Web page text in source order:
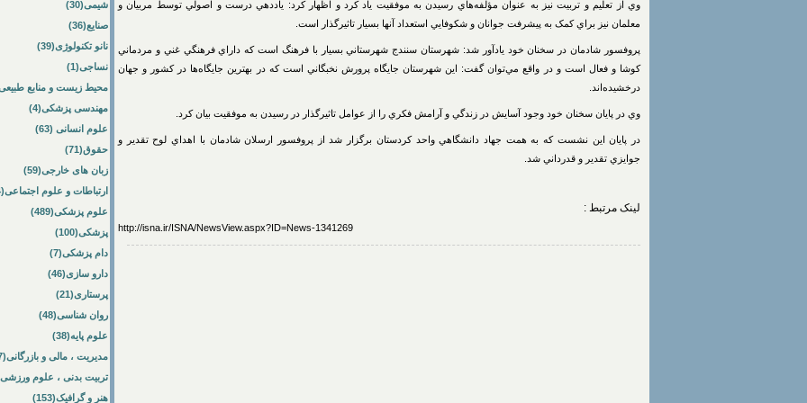
وي از تعليم و تربيت نيز به عنوان مؤلفه‌هاي رسيدن به موفقيت ياد کرد و اظهار كرد: ياددهي درست و اصولي توسط مربيان و
معلمان نيز براي کمک به پيشرفت جوانان و شکوفايي استعداد آنها بسيار تاثيرگذار است.
پروفسور شادمان در سخنان خود يادآور شد: شهرستان سنندج شهرستاني بسيار با فرهنگ است که داراي فرهنگي غني و مردماني
کوشا و فعال است و در واقع مي‌توان گفت: اين شهرستان جايگاه پرورش نخبگاني است که در بهترين جايگاه‌ها در کشور و جهان
درخشيده‌اند.
وي در پايان سخنان خود وجود آسايش در زندگي و آرامش فکري را از عوامل تاثيرگذار در رسيدن به موفقيت بيان کرد.
در پايان اين نشست که به همت جهاد دانشگاهي واحد کردستان برگزار شد از پروفسور ارسلان شادمان با اهداي لوح تقدير و
جوايزي تقدير و قدرداني شد.
لینک مرتبط :
http://isna.ir/ISNA/NewsView.aspx?ID=News-1341269
شیمی(30)
صنایع(36)
نانو تکنولوژی(39)
نساجی(1)
محیط زیست و منابع
مهندسی پزشکی(4)
علوم انسانی (63)
حقوق(71)
زبان های خارجی(59)
ارتباطات و علوم اجتماعی(84)
علوم پزشکی(489)
پزشکی(100)
دام پزشکی(7)
دارو سازی(46)
پرستاری(21)
روان شناسی(48)
علوم پایه(38)
مدیریت ، مالی و بازرگانی(57)
تربیت بدنی ، علوم
هنر و گرافیک(153)